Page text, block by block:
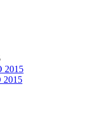
2015
2015